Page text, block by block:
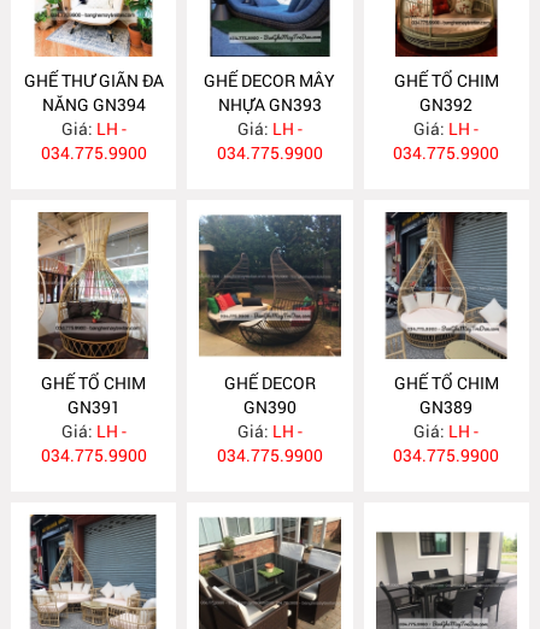
GHẾ THƯ GIÃN ĐA
NĂNG GN394
Giá: LH -
034.775.9900
GHẾ DECOR MÂY
NHỰA GN393
Giá: LH -
034.775.9900
GHẾ TỔ CHIM
GN392
Giá: LH -
034.775.9900
GHẾ TỔ CHIM
GN391
Giá: LH -
034.775.9900
GHẾ DECOR
GN390
Giá: LH -
034.775.9900
GHẾ TỔ CHIM
GN389
Giá: LH -
034.775.9900